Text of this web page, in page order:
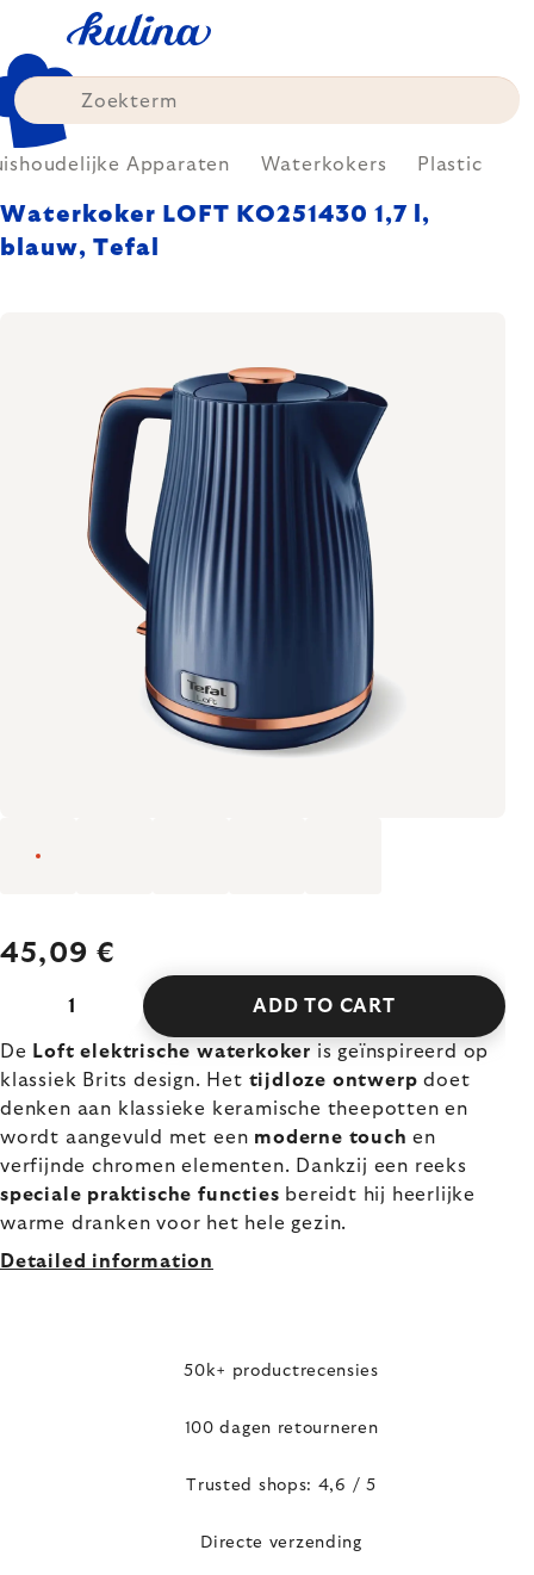
content
Apparaten Waterkokers Plastic
Waterkoker LOFT KO251430 1,7 l,
blauw, Tefal
45,09 €
ADD TO CART
De Loft elektrische waterkoker is geïnspireerd op
klassiek Brits design. Het tijdloze ontwerp doet
denken aan klassieke keramische theepotten en
wordt aangevuld met een moderne touch en
verfijnde chromen elementen. Dankzij een reeks
speciale praktische functies bereidt hij heerlijke
warme dranken voor het hele gezin.
Detailed information
50k+ productrecensies
100 dagen retourneren
Trusted shops: 4,6 / 5
Directe verzending